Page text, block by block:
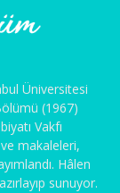
Üniversitesi
(1967)
Vakfı
makaleleri,
Hâlen
sunuyor.